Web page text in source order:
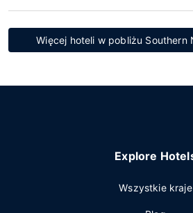
Więcej hoteli w pobliżu Southern
Explore
Wszystkie kraje